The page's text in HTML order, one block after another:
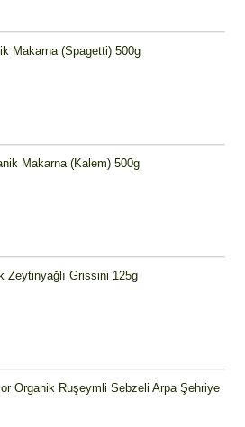
Makarna (Spagetti) 500g
Makarna (Kalem) 500g
Zeytinyağlı Grissini 125g
Organik Ruşeymli Sebzeli Arpa Şehriye